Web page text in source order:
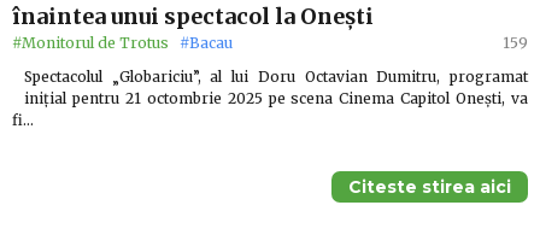
înaintea unui spectacol la Onești
#Monitorul de Trotus #Bacau
159
Spectacolul „Globariciu”, al lui Doru Octavian Dumitru, programat
inițial pentru 21 octombrie 2025 pe scena Cinema Capitol Onești, va
fi…
Citeste stirea aici